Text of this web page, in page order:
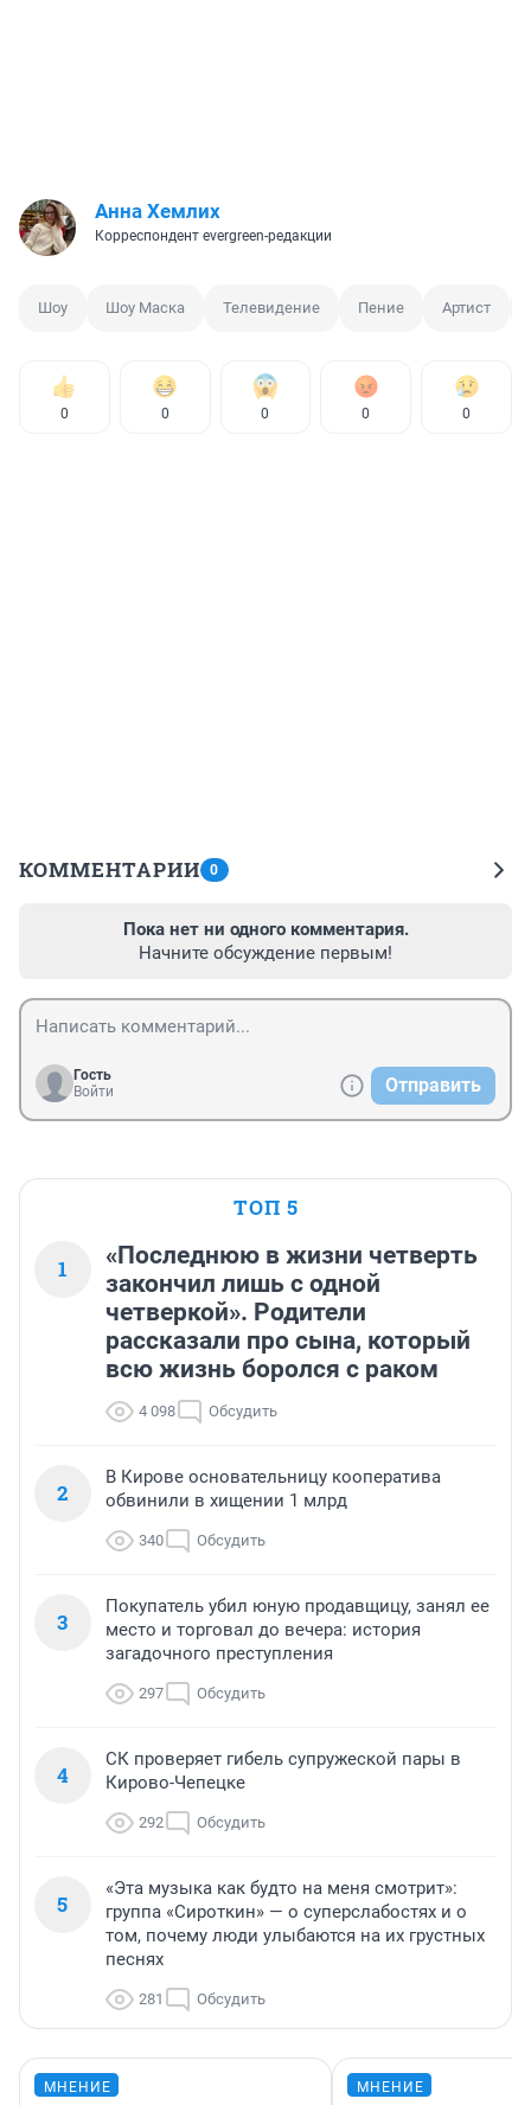
Анна Хемлих
Корреспондент evergreen-редакции
Шоу Шоу Маска Телевидение Пение Артист
0 0 0 0 0
КОММЕНТАРИИ 0
Пока нет ни одного комментария.
Начните обсуждение первым!
Гость
Войти
Отправить
ТОП 5
1
«Последнюю в жизни четверть
закончил лишь с одной
четверкой». Родители
рассказали про сына, который
всю жизнь боролся с раком
4 098 Обсудить
2
В Кирове основательницу кооператива
обвинили в хищении 1 млрд
340 Обсудить
3
Покупатель убил юную продавщицу, занял ее
место и торговал до вечера: история
загадочного преступления
297 Обсудить
4
СК проверяет гибель супружеской пары в
Кирово-Чепецке
292 Обсудить
5
«Эта музыка как будто на меня смотрит»:
группа «Сироткин» — о суперслабостях и о
том, почему люди улыбаются на их грустных
песнях
281 Обсудить
МНЕНИЕ МНЕНИЕ